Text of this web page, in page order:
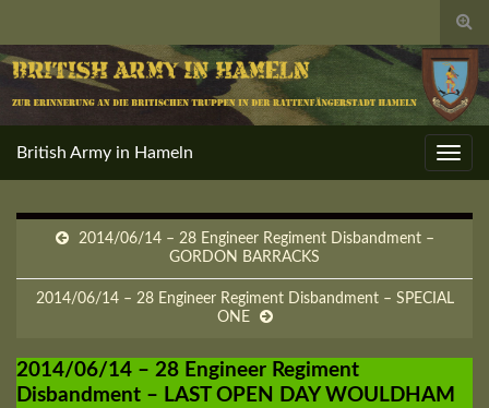
British Army in Hameln
2014/06/14 – 28 Engineer Regiment Disbandment –
GORDON BARRACKS
2014/06/14 – 28 Engineer Regiment Disbandment – SPECIAL
ONE
2014/06/14 – 28 Engineer Regiment
Disbandment – LAST OPEN DAY WOULDHAM